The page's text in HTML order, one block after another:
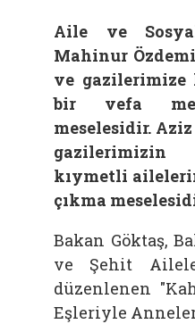
Aile ve
Mahinur
ve
bir vefa
meselesidir.
gazilerimizin
kıymetli
çıkma
Bakan Göktaş,
ve Şehit
düzenlenen
Eşleriyle Anneler